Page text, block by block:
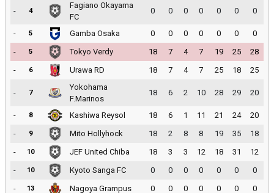
- 4
Fagiano Okayama
FC
0 0 0 0 0 0 0
- 5 Gamba Osaka 0 0 0 0 0 0
0
-
5 Tokyo Verdy 18 7 4 7 19 25
28
-
6 Urawa RD 18 7 4 7 25 18 25
- 7
Yokohama
F.Marinos
18 6 2 10 28 29 20
- 8 Kashiwa Reysol 18 6 1 11 21 24
20
-
9 Mito Hollyhock 18 2 8 8 19 35
18
-
10 JEF United Chiba 18 3 3 12 18 31
12
-
10 Kyoto Sanga FC 0 0 0 0 0 0
0
-
13 Nagoya Grampus 0 0 0 0 0 0 0